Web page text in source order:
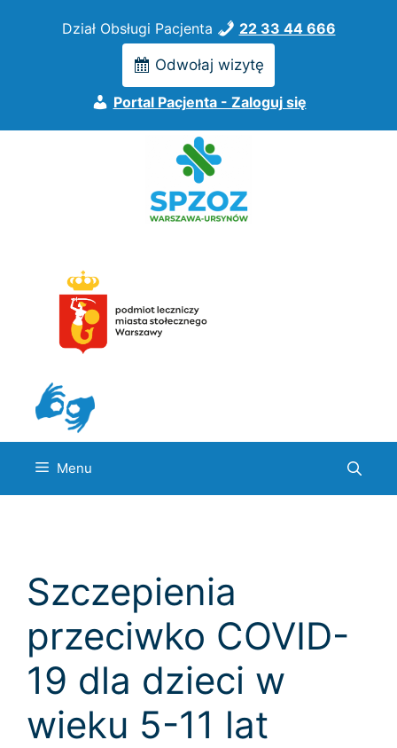
Dział Obsługi Pacjenta 22 33 44 666
Odwołaj wizytę
Portal Pacjenta - Zaloguj się
Menu
Szczepienia
przeciwko COVID-
19 dla dzieci w
wieku 5-11 lat